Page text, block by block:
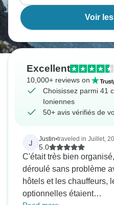
Voir
Excellent
10,000+ reviews on
Choisissez parmi 41
Ioniennes
50+ avis vérifiés de
J Justin•traveled in Juillet,
5.0
C'était très bien
déroulé sans problème
hôtels et les chauffeurs,
optionnelles étaient